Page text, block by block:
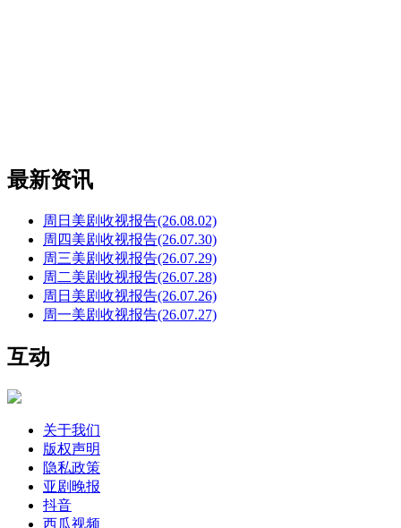
最新资讯
周日美剧收视报告(26.08.02)
周四美剧收视报告(26.07.30)
周三美剧收视报告(26.07.29)
周二美剧收视报告(26.07.28)
周日美剧收视报告(26.07.26)
周一美剧收视报告(26.07.27)
互动
关于我们
版权声明
隐私政策
亚剧晚报
抖音
西瓜视频